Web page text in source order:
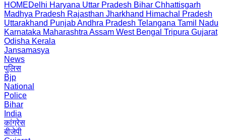
HOMEDelhi Haryana Uttar Pradesh Bihar Chhattisgarh
Madhya Pradesh Rajasthan Jharkhand Himachal Pradesh
Uttarakhand PunjabAndhra Pradesh Telangana Tamil Nadu
Karnataka Maharashtra Assam West Bengal Tripura Gujarat
Odisha Kerala
Jansamasya
News
पुलिस
Bjp
National
Police
Bihar
India
कांग्रेस
बीजेपी